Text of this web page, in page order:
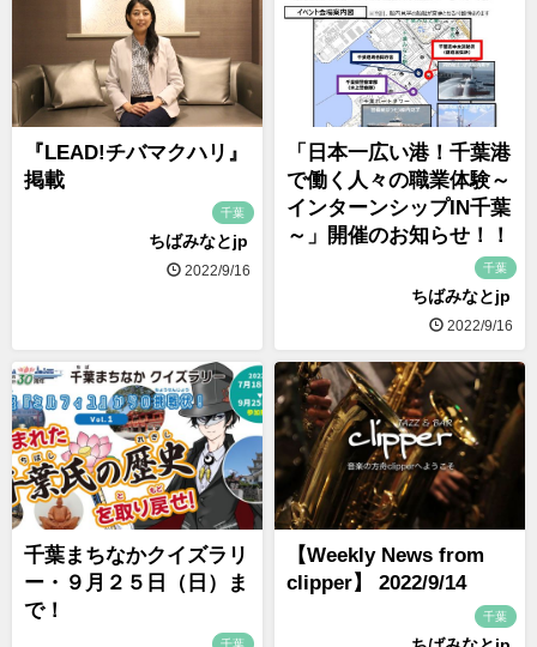
『LEAD!チバマクハリ』
掲載
千葉
ちばみなとjp
2022/9/16
「日本一広い港！千葉港
で働く人々の職業体験～
インターンシップIN千葉
～」開催のお知らせ！！
千葉
ちばみなとjp
2022/9/16
千葉まちなかクイズラリ
ー・９月２５日（日）ま
で！
千葉
【Weekly News from
clipper】 2022/9/14
千葉